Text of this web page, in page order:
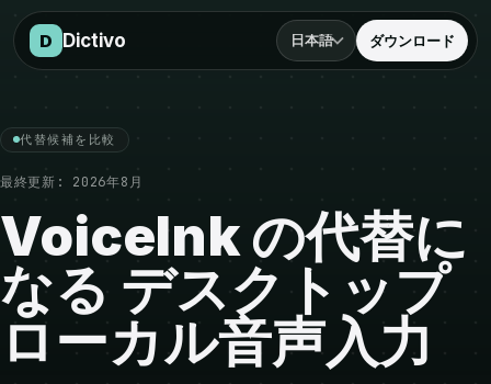
比較へ移動
D Dictivo 日本語 ダウンロード
代替候補を比較
最終更新: 2026年8月
VoiceInk の代替に
なる デスクトップ
ローカル音声入力